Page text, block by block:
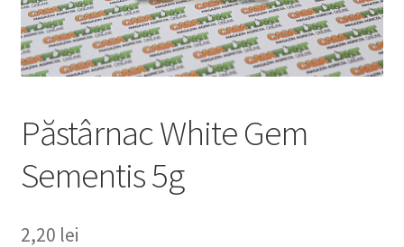
Păstârnac White Gem
Sementis 5g
2,20 lei